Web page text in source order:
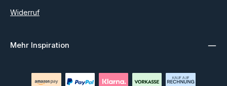
Widerruf
Mehr Inspiration